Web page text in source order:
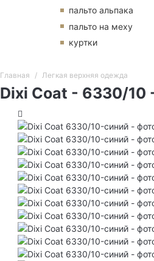
пальто альпака
пальто на меху
куртки
Главная Легкая верхняя одежда
Dixi Coat - 6330/10